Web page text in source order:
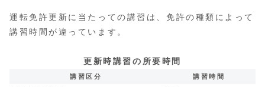
運転免許更新に当たっての講習は、免許の種類によって
講習時間が違っています。
更新時講習の所要時間
講習区分 講習時間